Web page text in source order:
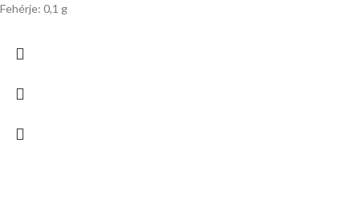
Fehérje: 0,1 g